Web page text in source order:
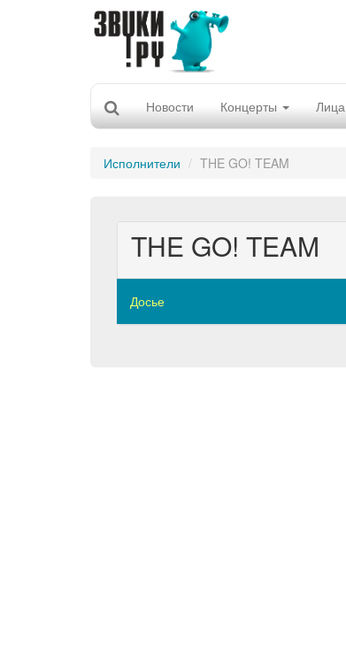
Новости Концерты Лица
Исполнители THE GO! TEAM
THE GO! TEAM
Досье